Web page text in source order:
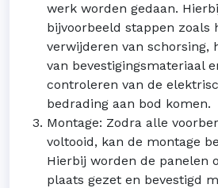
werk worden gedaan.
bijvoorbeeld stappen zoals
verwijderen van schorsing,
van bevestigingsmateriaal
controleren van de
bedrading aan bod komen.
Montage: Zodra alle
voltooid, kan de montage
Hierbij worden de panelen
plaats gezet en bevestigd